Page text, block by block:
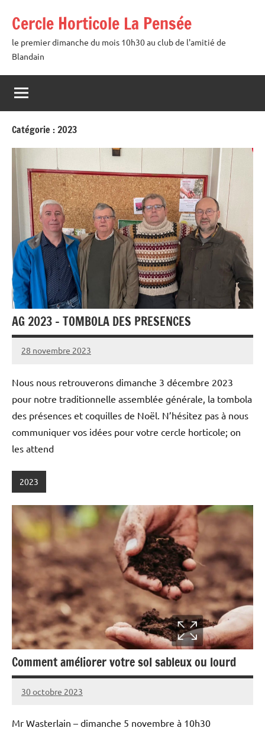
contenu
Cercle Horticole La Pensée
le premier dimanche du mois 10h30 au club de l'amitié de
Blandain
Catégorie :2023
AG 2023 – TOMBOLA DES PRESENCES
28 novembre 2023
admin
Nous nous retrouverons dimanche 3 décembre 2023
pour notre traditionnelle assemblée générale, la tombola
des présences et coquilles de Noël. N’hésitez pas à nous
communiquer vos idées pour votre cercle horticole; on
les attend
2023
Comment améliorer votre sol sableux ou lourd
30 octobre 2023
admin
Mr Wasterlain – dimanche 5 novembre à 10h30